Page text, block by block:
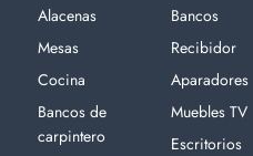
Alacenas
Mesas
Cocina
Bancos de
carpintero
Bancos
Recibidor
Aparadores
Muebles TV
Escritorios